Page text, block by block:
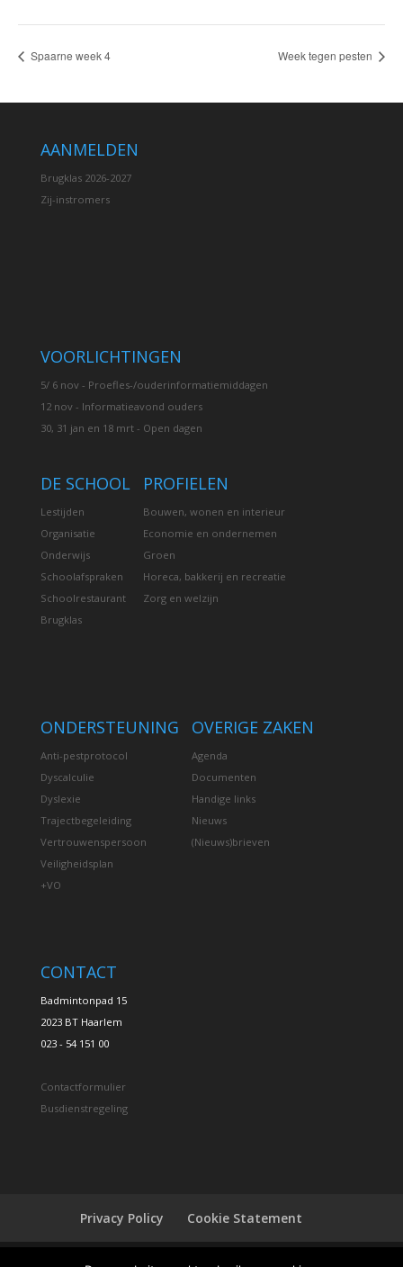
Spaarne week 4 Week tegen pesten
AANMELDEN
Brugklas 2026-2027
Zij-instromers
VOORLICHTINGEN
5/ 6 nov - Proefles-/ouderinformatiemiddagen
12 nov - Informatieavond ouders
30, 31 jan en 18 mrt - Open dagen
DE SCHOOL
Lestijden
Organisatie
Onderwijs
Schoolafspraken
Schoolrestaurant
Brugklas
PROFIELEN
Bouwen, wonen en interieur
Economie en ondernemen
Groen
Horeca, bakkerij en recreatie
Zorg en welzijn
ONDERSTEUNING
Anti-pestprotocol
Dyscalculie
Dyslexie
Trajectbegeleiding
Vertrouwenspersoon
Veiligheidsplan
+VO
OVERIGE ZAKEN
Agenda
Documenten
Handige links
Nieuws
(Nieuws)brieven
CONTACT
Badmintonpad 15
2023 BT Haarlem
023 - 54 151 00
Contactformulier
Busdienstregeling
Privacy Policy Cookie Statement